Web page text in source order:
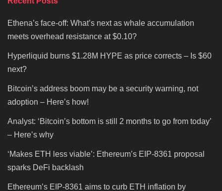
Ethena’s face-off: What’s next as whale accumulation
meets overhead resistance at $0.10?
Hyperliquid burns $1.28M HYPE as price corrects – Is $60
next?
Bitcoin’s address boom may be a security warning, not
adoption – Here’s how!
Analyst: ‘Bitcoin’s bottom is still 2 months to go from today’
– Here’s why
‘Makes ETH less viable’: Ethereum’s EIP-8361 proposal
sparks DeFi backlash
Ethereum’s EIP-8361 aims to curb ETH inflation by